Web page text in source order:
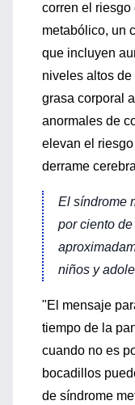
corren el
metabólico, un
que incluyen
niveles altos
grasa corporal
anormales de
elevan el
derrame
El síndrome
por ciento
niños y
"El mensaje
tiempo de la
cuando no es
bocadillos
de síndrome